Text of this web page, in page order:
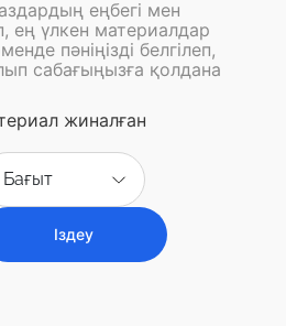
еңбегі мен
ең үлкен материалдар
пәніңізді белгілеп,
сабағыңызға қолдана
жиналған
Бағыт
Іздеу